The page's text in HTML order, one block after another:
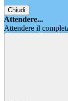
Chiudi
Attendere...
Attendere il